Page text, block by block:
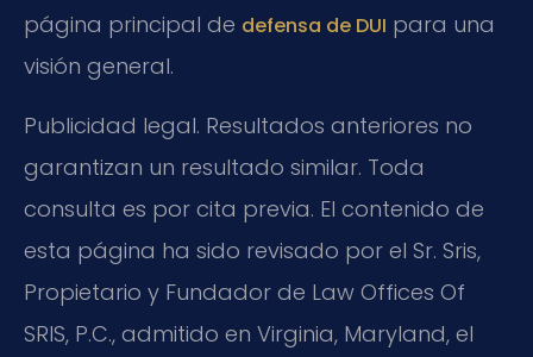
página principal de defensa de DUI para una
visión general.
Publicidad legal. Resultados anteriores no
garantizan un resultado similar. Toda
consulta es por cita previa. El contenido de
esta página ha sido revisado por el Sr. Sris,
Propietario y Fundador de Law Offices Of
SRIS, P.C., admitido en Virginia, Maryland, el